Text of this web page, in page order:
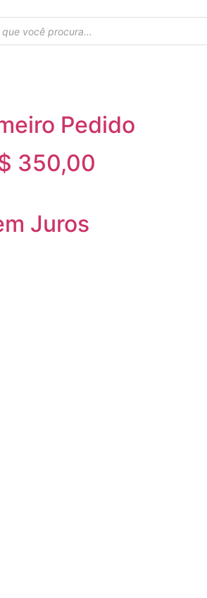
Pedido
350,00
Juros